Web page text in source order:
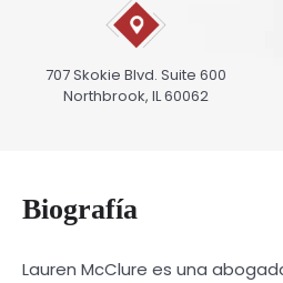
707 Skokie Blvd. Suite 600
Northbrook, IL 60062
Biografía
Lauren McClure es una